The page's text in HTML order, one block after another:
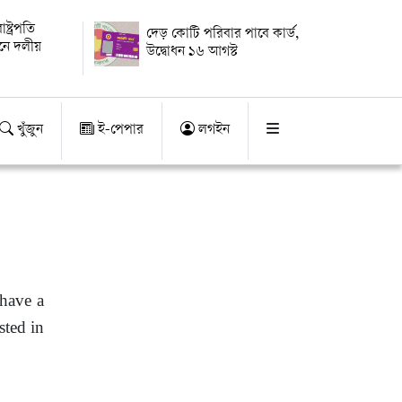
দলীয়
দেড় কোটি পরিবার পাবে কার্ড,
উদ্বোধন ১৬ আগস্ট
খুঁজুন ই-পেপার লগইন
a
in